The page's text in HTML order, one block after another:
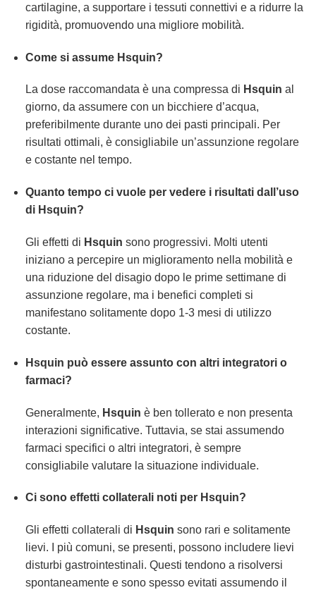
cartilagine, a supportare i tessuti connettivi e a ridurre la
rigidità, promuovendo una migliore mobilità.
Come si assume Hsquin?
La dose raccomandata è una compressa di Hsquin al
giorno, da assumere con un bicchiere d’acqua,
preferibilmente durante uno dei pasti principali. Per
risultati ottimali, è consigliabile un’assunzione regolare
e costante nel tempo.
Quanto tempo ci vuole per vedere i risultati dall’uso
di Hsquin?
Gli effetti di Hsquin sono progressivi. Molti utenti
iniziano a percepire un miglioramento nella mobilità e
una riduzione del disagio dopo le prime settimane di
assunzione regolare, ma i benefici completi si
manifestano solitamente dopo 1-3 mesi di utilizzo
costante.
Hsquin può essere assunto con altri integratori o
farmaci?
Generalmente, Hsquin è ben tollerato e non presenta
interazioni significative. Tuttavia, se stai assumendo
farmaci specifici o altri integratori, è sempre
consigliabile valutare la situazione individuale.
Ci sono effetti collaterali noti per Hsquin?
Gli effetti collaterali di Hsquin sono rari e solitamente
lievi. I più comuni, se presenti, possono includere lievi
disturbi gastrointestinali. Questi tendono a risolversi
spontaneamente e sono spesso evitati assumendo il